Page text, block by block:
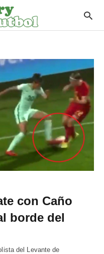
con Caño
borde del
del Levante de